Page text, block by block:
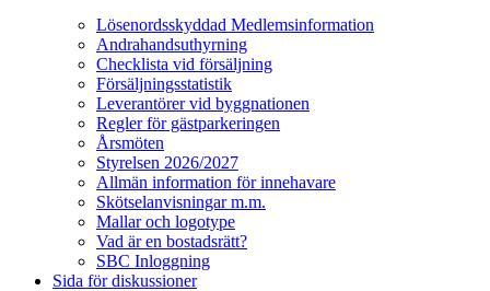
Lösenordsskyddad Medlemsinformation
Andrahandsuthyrning
Checklista vid försäljning
Försäljningsstatistik
Leverantörer vid byggnationen
Regler för gästparkeringen
Årsmöten
Styrelsen 2026/2027
Allmän information för innehavare
Skötselanvisningar m.m.
Mallar och logotype
Vad är en bostadsrätt?
SBC Inloggning
Sida för diskussioner